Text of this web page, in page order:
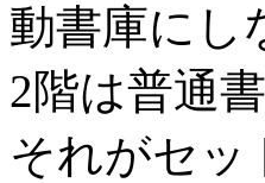
動書庫にし
2階は普通
それがセッ